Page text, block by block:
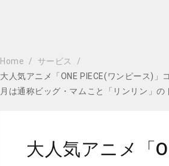
Home
サービス
大人気アニメ「ONE PIECE(ワンピース)
⽉は通称ビッグ・マムこと「リンリン」の
大人気アニメ「